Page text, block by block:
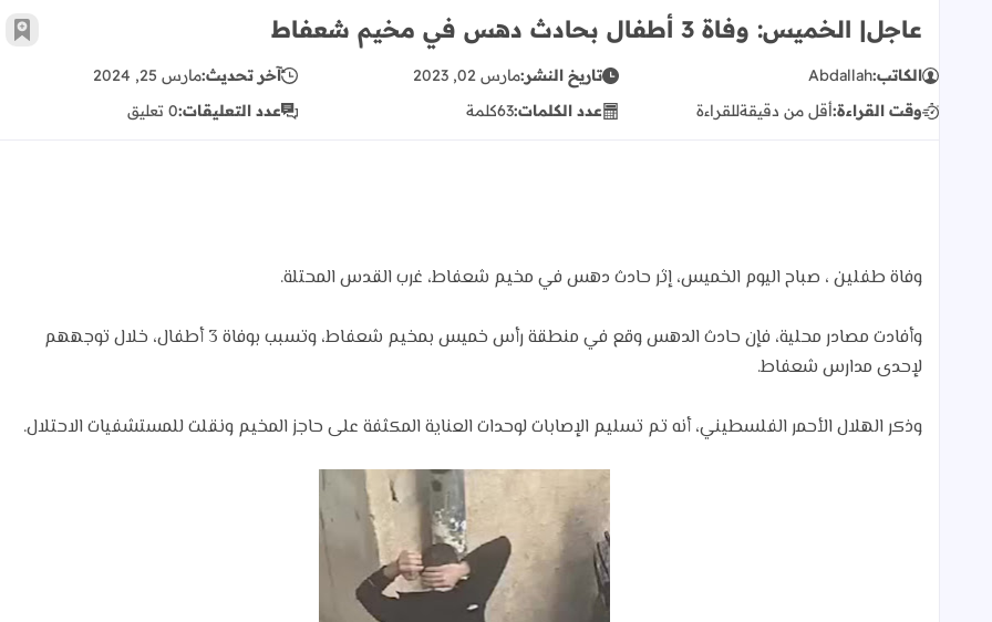
عاجل| الخميس: وفاة 3 أطفال بحادث دهس في مخيم شعفاط
الكاتب:Abdallah تاريخ النشر:مارس 02, 2023 آخر تحديث:مارس 25, 2024
وقت القراءة:أقل من دقيقةللقراءة عدد الكلمات:63كلمة عدد التعليقات:0 تعليق
وفاة طفلين ، صباح اليوم الخميس، إثر حادث دهس في مخيم شعفاط، غرب القدس المحتلة.
وأفادت مصادر محلية، فإن حادث الدهس وقع في منطقة رأس خميس بمخيم شعفاط، وتسبب بوفاة 3 أطفال، خلال توجههم
لإحدى مدارس شعفاط.
وذكر الهلال الأحمر الفلسطيني، أنه تم تسليم الإصابات لوحدات العناية المكثفة على حاجز المخيم ونقلت للمستشفيات الاحتلال.